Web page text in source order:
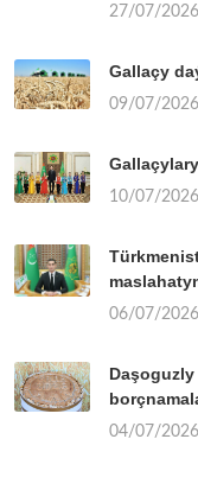
27/07/2026
Gallaçy
09/07/2026
10/07/2026
06/07/2026
04/07/2026